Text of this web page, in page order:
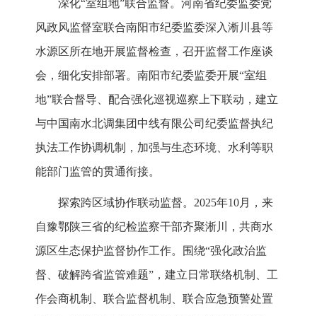
深化“室组地”联合监督。河南省纪委监委党
风政风监督室联合南阳市纪委监委深入淅川县等
水源区所在地开展监督检查，召开监督工作座谈
会，细化安排部署。南阳市纪委监委开展“室组
地”联合督导、配合强化巡视巡察上下联动，建立
与中国南水北调集团中线有限公司纪委监督执纪
执法工作协调机制，加强与生态环境、水利等职
能部门监管的贯通衔接。
探索跨区域协作联动监督。2025年10月，来
自豫鄂陕三省的纪检监察干部齐聚淅川，共商水
源区生态保护监督协作工作。围绕“强化政治监
督、破解跨省监管难题”，建立日常联络机制、工
作会商机制、联合监督机制、联合应急预警处置